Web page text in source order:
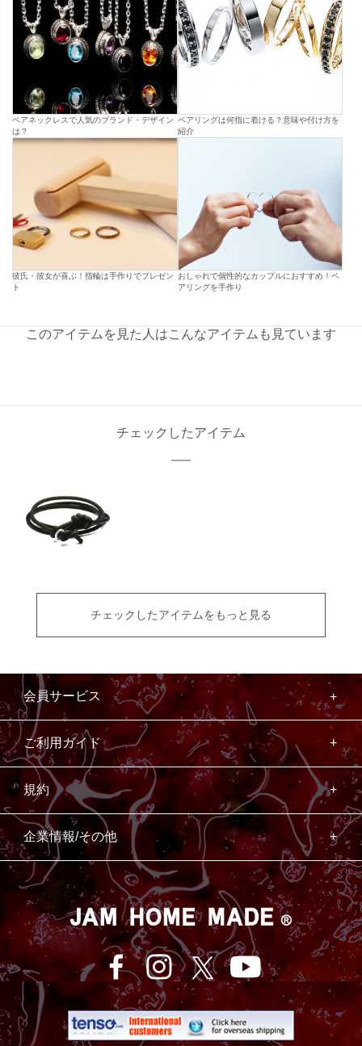
ペアネックレスで人気のブランド・デザイン
は？
ペアリングは何指に着ける？意味や付け方を
紹介
彼氏・彼女が喜ぶ！指輪は手作りでプレゼン
ト
おしゃれで個性的なカップルにおすすめ！ペ
アリングを手作り
このアイテムを見た人はこんなアイテムも見ています
チェックしたアイテム
チェックしたアイテムをもっと見る
会員サービス
ご利用ガイド
規約
企業情報/その他